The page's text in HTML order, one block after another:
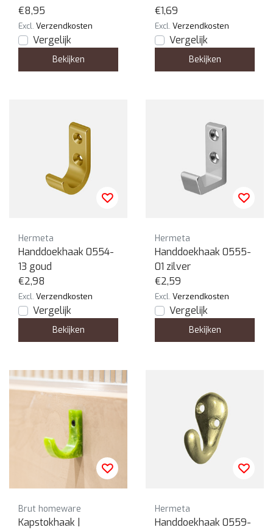
Zalm
€8,95
Excl. Verzendkosten
Vergelijk
Bekijken
€1,69
Excl. Verzendkosten
Vergelijk
Bekijken
Hermeta
Handdoekhaak 0554-
13 goud
€2,98
Excl. Verzendkosten
Vergelijk
Bekijken
Hermeta
Handdoekhaak 0555-
01 zilver
€2,59
Excl. Verzendkosten
Vergelijk
Bekijken
Brut homeware
Kapstokhaak |
Hermeta
Handdoekhaak 0559-